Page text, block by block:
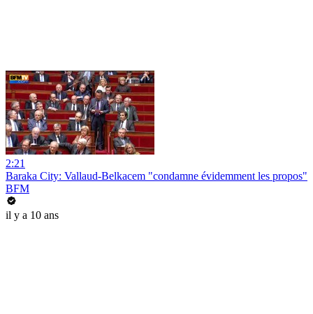
2:21
Baraka City: Vallaud-Belkacem "condamne évidemment les propos"
BFM
il y a 10 ans